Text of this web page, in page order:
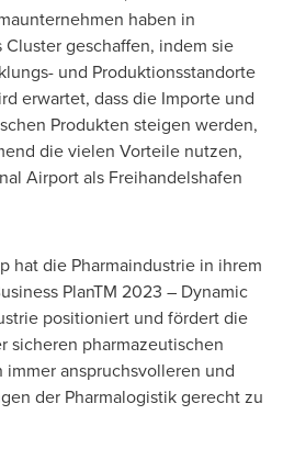
haben in
geschaffen, indem sie
und Produktionsstandorte
erwartet, dass die Importe und
Produkten steigen werden,
die vielen Vorteile nutzen,
Airport als Freihandelshafen
hat die Pharmaindustrie in ihrem
PlanTM 2023 – Dynamic
positioniert und fördert die
sicheren pharmazeutischen
anspruchsvolleren und
der Pharmalogistik gerecht zu